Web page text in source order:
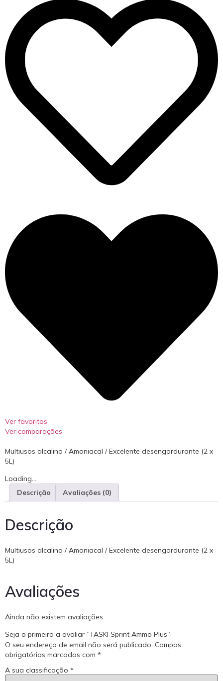
Ver favoritos
Ver comparações
Multiusos alcalino / Amoniacal / Excelente desengordurante (2 x
5L)
Loading...
Descrição
Avaliações (0)
Descrição
Multiusos alcalino / Amoniacal / Excelente desengordurante (2 x
5L)
Avaliações
Ainda não existem avaliações.
Seja o primeiro a avaliar “TASKI Sprint Ammo Plus”
O seu endereço de email não será publicado. Campos
obrigatórios marcados com *
A sua classificação *